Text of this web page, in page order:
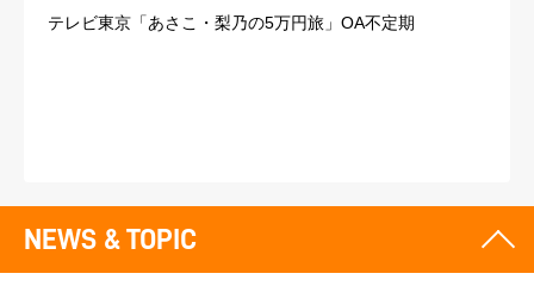
テレビ東京「あさこ・梨乃の5万円旅」OA不定期
NEWS & TOPIC